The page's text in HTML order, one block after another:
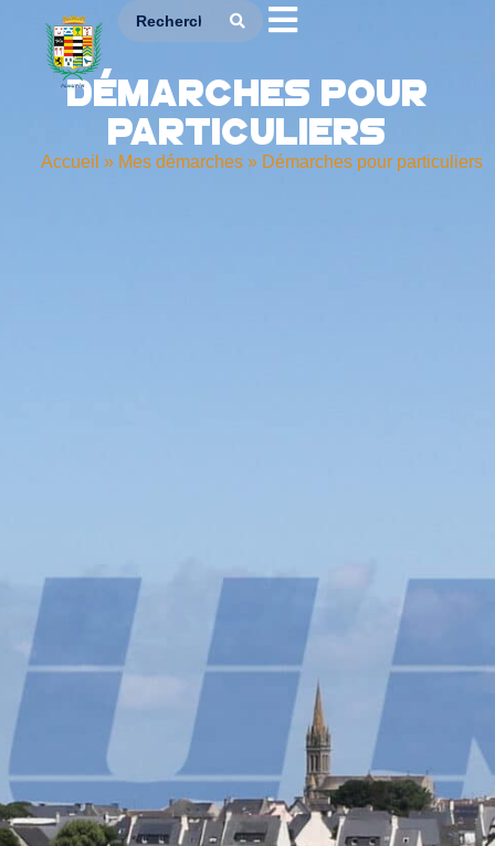
Démarches pour
particuliers
Accueil » Mes démarches» Démarches pour particuliers